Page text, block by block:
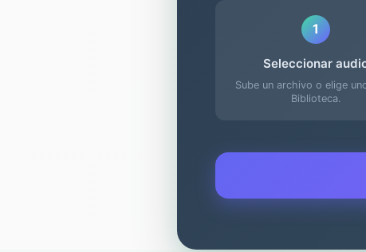
1
Seleccionar
Sube un archivo o elige
Biblioteca.